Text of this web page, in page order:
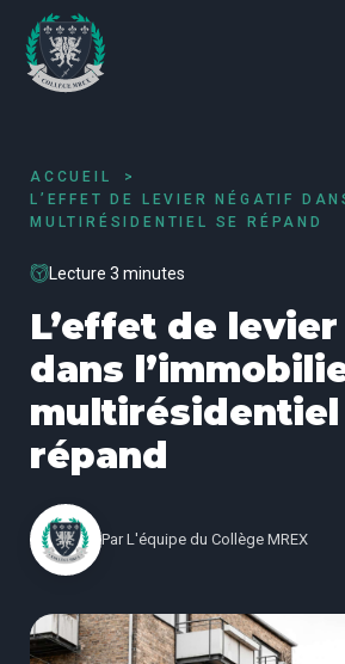
ACCUEIL
L’EFFET DE LEVIER NÉGATIF
MULTIRÉSIDENTIEL SE RÉPAND
Lecture 3 minutes
L’effet de
dans
multirésidentiel
répand
Par L'équipe du Collège MREX